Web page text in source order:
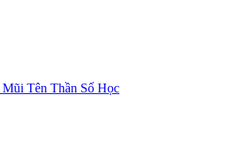
Mũi Tên Thần Số Học